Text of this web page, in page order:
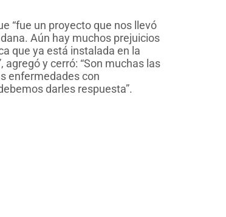
“fue un proyecto que nos llevó
Aún hay muchos prejuicios
que ya está instalada en la
y cerró: “Son muchas las
enfermedades con
darles respuesta”.